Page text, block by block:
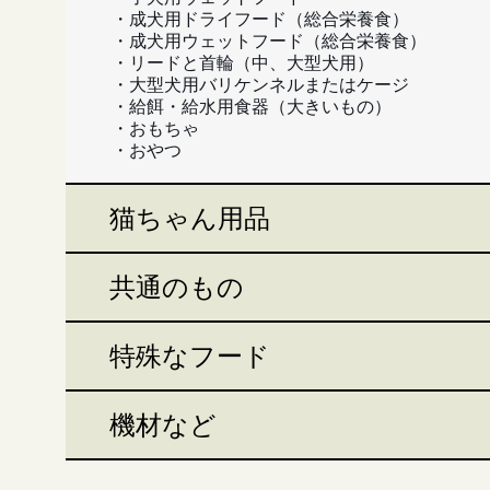
＊送り先 〒
ペットの里（
（2）
どうぞよろしくお
・成犬用ドライフード（総合栄養食）
・成犬用ウェットフード（総合栄養食）
・リードと首輪（中、大型犬用）
・大型犬用バリケンネルまたはケージ
・給餌・給水用食器（大きいもの）
・おもちゃ
・おやつ
猫ちゃん用品
共通のもの
特殊なフード
機材など